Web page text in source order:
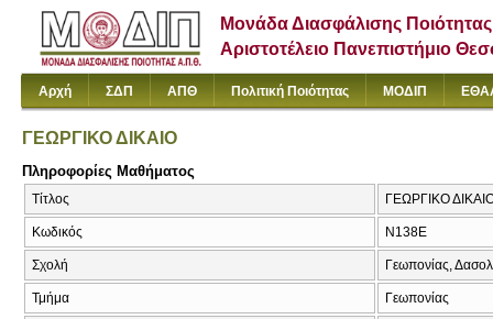
Μονάδα Διασφάλισης Ποιότητας
Αριστοτέλειο Πανεπιστήμιο
Αρχή ΣΔΠ ΑΠΘ Πολιτική Ποιότητας ΜΟΔΙΠ
ΓΕΩΡΓΙΚΟ ΔΙΚΑΙΟ
Πληροφορίες Μαθήματος
Τίτλος ΓΕΩΡΓΙΚΟ
Κωδικός Ν138Ε
Σχολή Γεωπονίας,
Τμήμα Γεωπονίας